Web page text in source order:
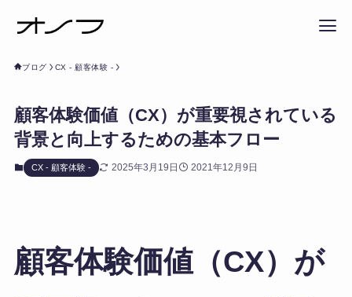
ブログ CX - 顧客体験 -
顧客体験価値（CX）が重要視されている
背景と向上するための基本フロー
CX - 顧客体験 - 2025年3月19日 2021年12月9日
顧客体験価値（CX）が